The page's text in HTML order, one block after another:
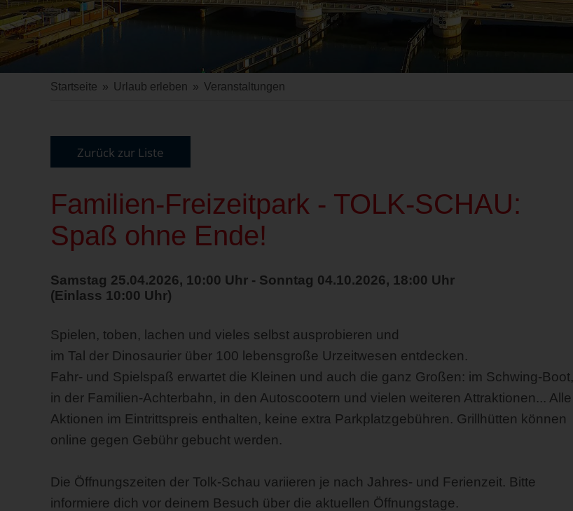
Startseite » Urlaub erleben » Veranstaltungen
Zurück zur Liste
Familien-Freizeitpark - TOLK-SCHAU:
Spaß ohne Ende!
Samstag 25.04.2026, 10:00 Uhr - Sonntag 04.10.2026, 18:00 Uhr
(Einlass 10:00 Uhr)
Spielen, toben, lachen und vieles selbst ausprobieren und
im Tal der Dinosaurier über 100 lebensgroße Urzeitwesen entdecken.
Fahr- und Spielspaß erwartet die Kleinen und auch die ganz Großen: im Schwing-Boot,
in der Familien-Achterbahn, in den Autoscootern und vielen weiteren Attraktionen... Alle
Aktionen im Eintrittspreis enthalten, keine extra Parkplatzgebühren. Grillhütten können
online gegen Gebühr gebucht werden.
Die Öffnungszeiten der Tolk-Schau variieren je nach Jahres- und Ferienzeit. Bitte
informiere dich vor deinem Besuch über die aktuellen Öffnungstage.